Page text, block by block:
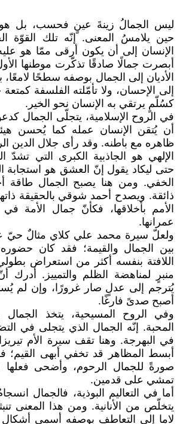
ليس الجمالُ زينةَ عينٍ فحسب، بل هو
حين يلامسُ المعنى. إنّه تلك القوّة
الإنسان إلى أن يكون أرقى ممّا هو
أبصرت جمالًا صادقًا تذكّرت موطنها
الأديان إلى الجمال بوصفه سطحًا
إلى الإحسان، ولا تأمّلته الفلسفة
كسُلّمٍ يرتقي به الإنسان نحو الخير.
في الروح الإسلامية، يتجلّى الجمال
أن يُتقن الإنسان عمله كما يُحسن
ظاهره مع باطنه. وقد رأى جلال الدين
الإلهي هو الجاذبية الكبرى التي تشدّ
حتى ليكاد يقول إنّ العشق هو استجابة
الخفي. ومن هنا يصبح الجمال طاقة
ذائقة. ويصدح أحمد شوقي بالحقيقة
الأمم بأخلاقها، فكأنّ جمال الأمة
عمرانها.
ولعلّ سيرة محمد علي كلاي مثالٌ حيّ
بين الجمال والقيمة؛ فقد كان
اللافتة بنفسه أكثر من استعراض
منبرٍ لمناهضة الظلم والتمييز. أدرك
يُترجم إلى عدلٍ صار غرورًا، وإن لم
أصبح صدىً فارغًا.
وفي الروح المسيحية، يتخذ
المحبة. إنّه الجمال الذي يتجلى في
في البهرجة. وهنا تقف سيرة الأم
أبسط المظاهر قد تخفي أبهى القيم؛
صورةً للجمال الرحوم، وأضحى فعلها
تمشي على قدمين.
أما في التعاليم البوذية، فالجمال
يتخلّص من الأنانية. ومن هذا المعنى
لاما إلى التعاطف بوصفه أسمى أشكال